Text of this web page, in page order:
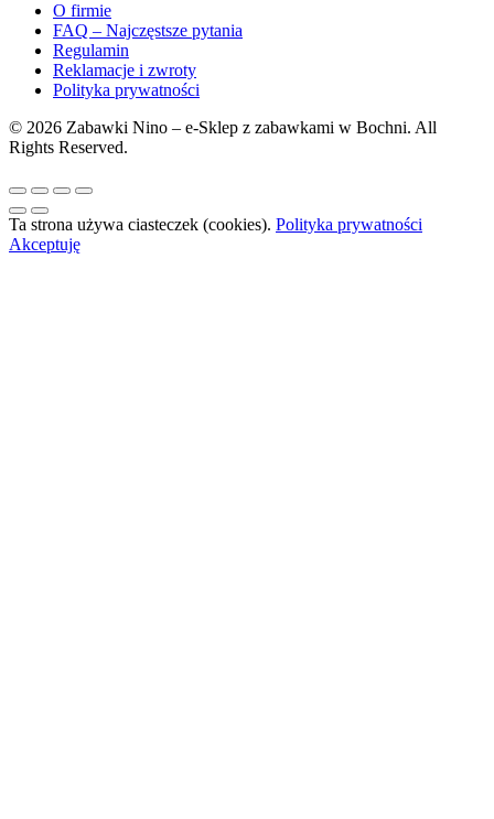
O firmie
FAQ – Najczęstsze pytania
Regulamin
Reklamacje i zwroty
Polityka prywatności
© 2026 Zabawki Nino – e-Sklep z zabawkami w Bochni. All
Rights Reserved.
Ta strona używa ciasteczek (cookies). Polityka prywatności
Akceptuję